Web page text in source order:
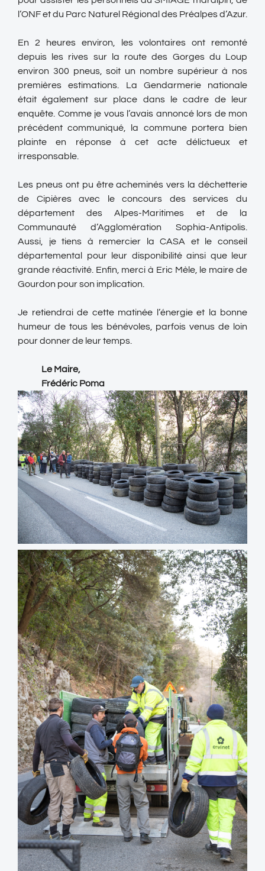
l’ONF et du Parc Naturel Régional des Préalpes d’Azur.
En 2 heures environ, les volontaires ont remonté
depuis les rives sur la route des Gorges du Loup
environ 300 pneus, soit un nombre supérieur à nos
premières estimations. La Gendarmerie nationale
était également sur place dans le cadre de leur
enquête. Comme je vous l’avais annoncé lors de mon
précédent communiqué, la commune portera bien
plainte en réponse à cet acte délictueux et
irresponsable.
Les pneus ont pu être acheminés vers la déchetterie
de Cipières avec le concours des services du
département des Alpes-Maritimes et de la
Communauté d’Agglomération Sophia-Antipolis.
Aussi, je tiens à remercier la CASA et le conseil
départemental pour leur disponibilité ainsi que leur
grande réactivité. Enfin, merci à Eric Mèle, le maire de
Gourdon pour son implication.
Je retiendrai de cette matinée l’énergie et la bonne
humeur de tous les bénévoles, parfois venus de loin
pour donner de leur temps.
Le Maire,
Frédéric Poma